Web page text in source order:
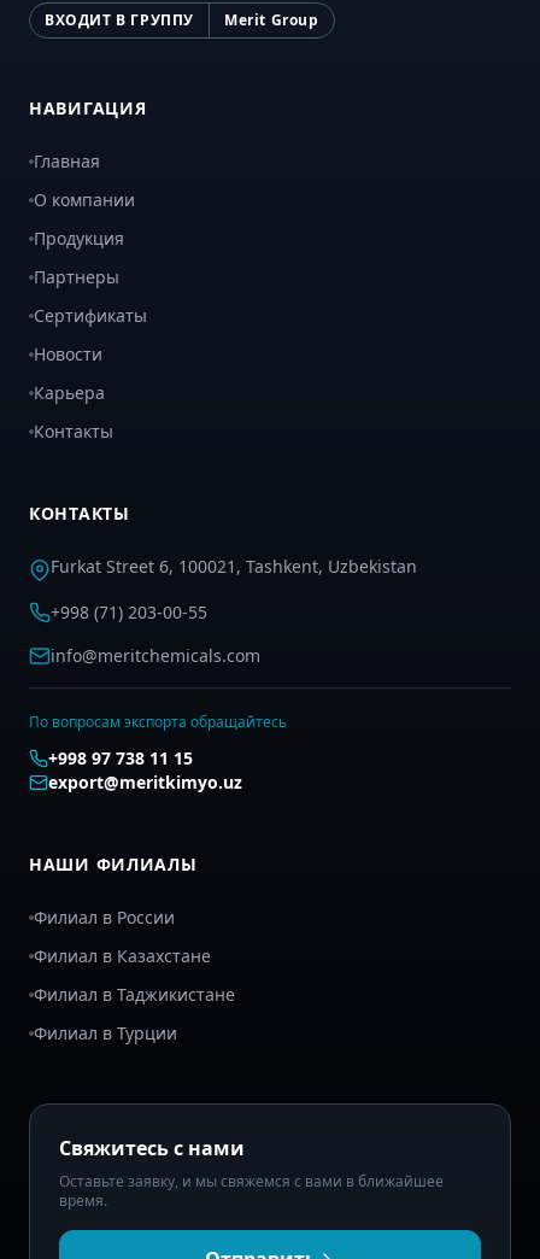
ВХОДИТ В ГРУППУ Merit Group
НАВИГАЦИЯ
Главная
О компании
Продукция
Партнеры
Сертификаты
Новости
Карьера
Контакты
КОНТАКТЫ
Furkat Street 6, 100021, Tashkent, Uzbekistan
+998 (71) 203-00-55
info@meritchemicals.com
По вопросам экспорта обращайтесь
+998 97 738 11 15
export@meritkimyo.uz
НАШИ ФИЛИАЛЫ
Филиал в России
Филиал в Казахстане
Филиал в Таджикистане
Филиал в Турции
Свяжитесь с нами
Оставьте заявку, и мы свяжемся с вами в ближайшее
время.